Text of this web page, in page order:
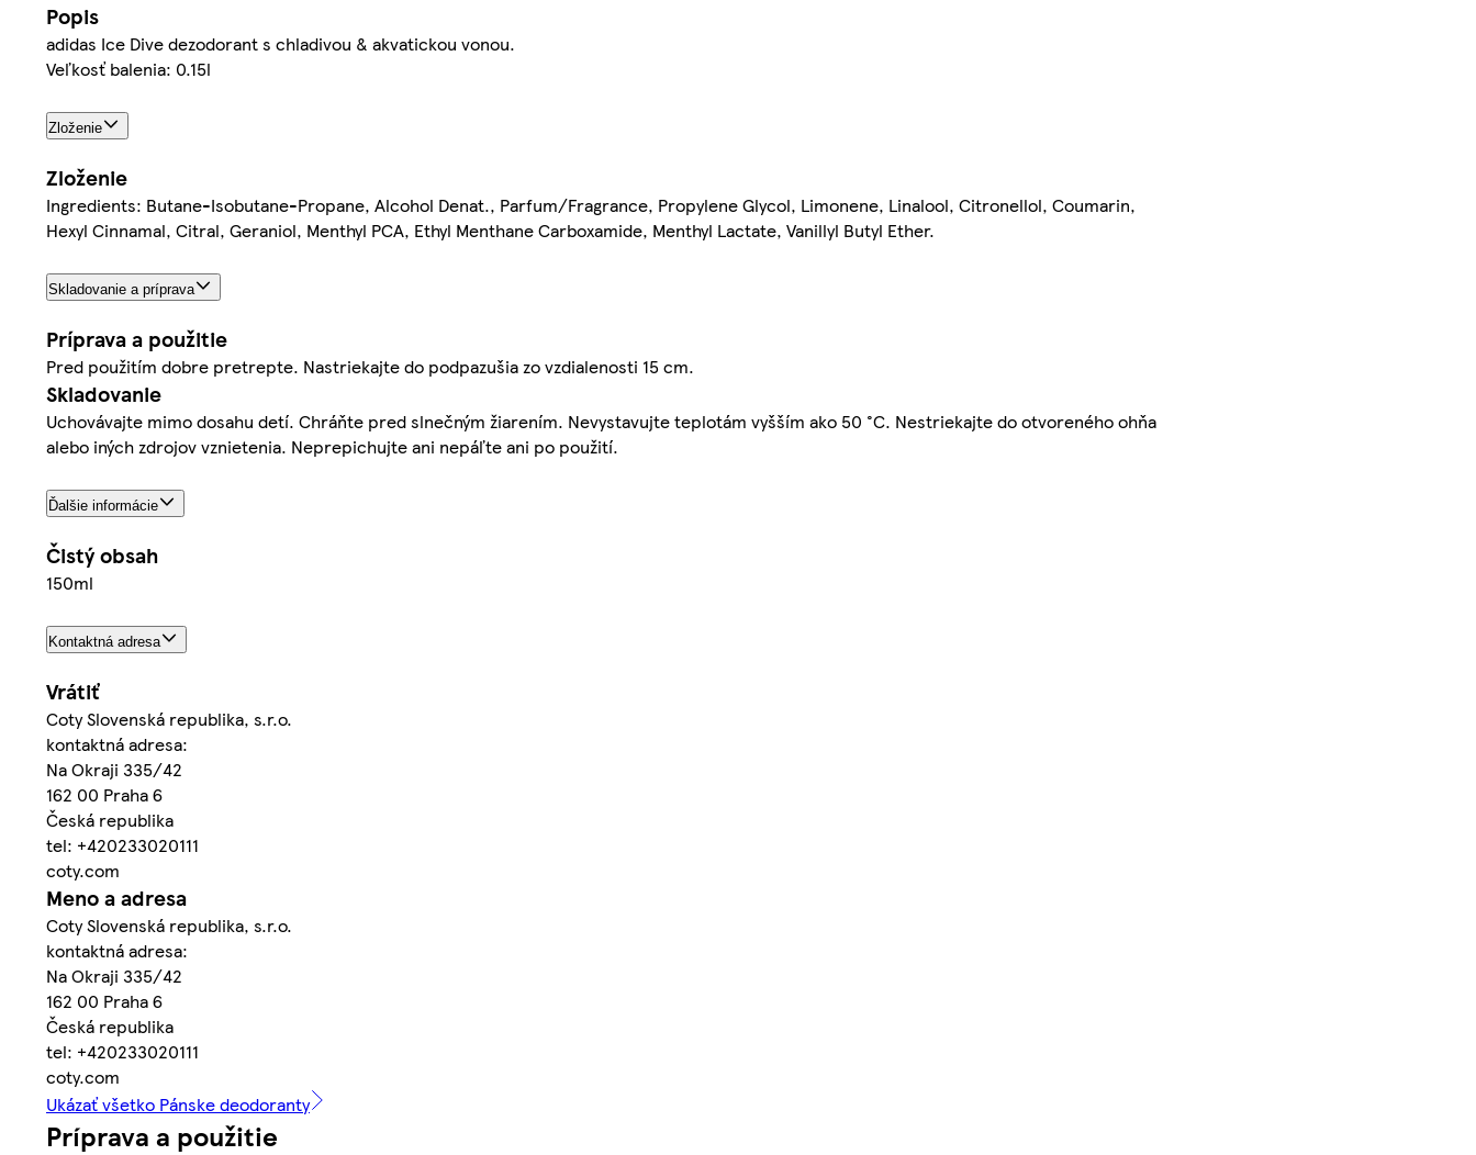
Popis
adidas Ice Dive dezodorant s chladivou & akvatickou vonou.
Veľkosť balenia: 0.15l
Zloženie
Zloženie
Ingredients: Butane-Isobutane-Propane, Alcohol Denat., Parfum/Fragrance, Propylene Glycol, Limonene, Linalool, Citronellol, Coumarin,
Hexyl Cinnamal, Citral, Geraniol, Menthyl PCA, Ethyl Menthane Carboxamide, Menthyl Lactate, Vanillyl Butyl Ether.
Skladovanie a príprava
Príprava a použitie
Pred použitím dobre pretrepte. Nastriekajte do podpazušia zo vzdialenosti 15 cm.
Skladovanie
Uchovávajte mimo dosahu detí. Chráňte pred slnečným žiarením. Nevystavujte teplotám vyšším ako 50 °C. Nestriekajte do otvoreného ohňa
alebo iných zdrojov vznietenia. Neprepichujte ani nepáľte ani po použití.
Ďalšie informácie
Čistý obsah
150ml
Kontaktná adresa
Vrátiť
Coty Slovenská republika, s.r.o.
kontaktná adresa:
Na Okraji 335/42
162 00 Praha 6
Česká republika
tel: +420233020111
coty.com
Meno a adresa
Coty Slovenská republika, s.r.o.
kontaktná adresa:
Na Okraji 335/42
162 00 Praha 6
Česká republika
tel: +420233020111
coty.com
Ukázať všetko Pánske deodoranty
Príprava a použitie